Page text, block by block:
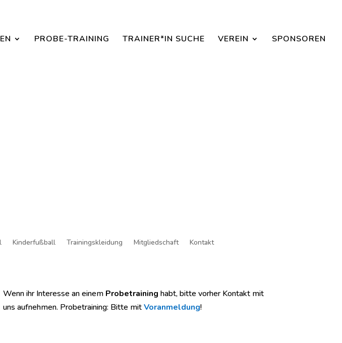
PROBE-TRAINING TRAINER*IN SUCHE VEREIN SPONSOREN
Kinderfußball Trainingskleidung Mitgliedschaft Kontakt
Wenn ihr Interesse an einem Probetraining habt, bitte vorher Kontakt mit
uns aufnehmen. Probetraining: Bitte mitVoranmeldung!